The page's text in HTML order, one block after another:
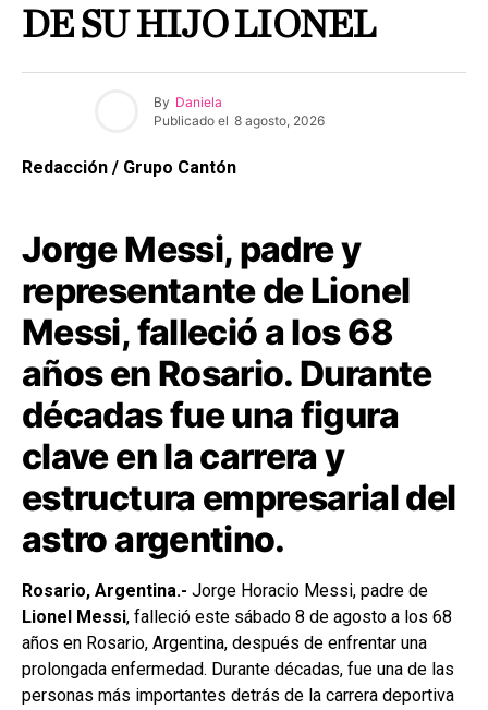
DE SU HIJO LIONEL
By Daniela
Publicado el 8 agosto, 2026
Redacción / Grupo Cantón
Jorge Messi, padre y
representante de Lionel
Messi, falleció a los 68
años en Rosario. Durante
décadas fue una figura
clave en la carrera y
estructura empresarial del
astro argentino.
Rosario, Argentina.- Jorge Horacio Messi, padre de
Lionel Messi, falleció este sábado 8 de agosto a los 68
años en Rosario, Argentina, después de enfrentar una
prolongada enfermedad. Durante décadas, fue una de las
personas más importantes detrás de la carrera deportiva